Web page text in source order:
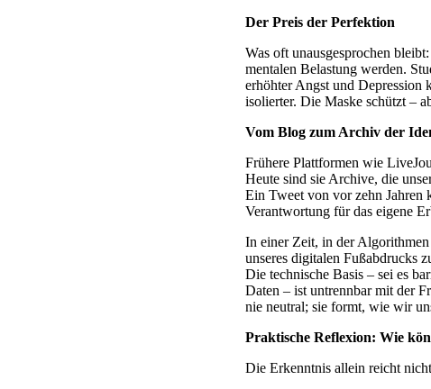
Der Preis der Perfektion
Was oft unausgesprochen
mentalen Belastung werden.
erhöhter Angst und Depression
isolierter. Die Maske schützt –
Vom Blog zum Archiv der
Frühere Plattformen wie
Heute sind sie Archive, die
Ein Tweet von vor zehn Jahren
Verantwortung für das eigene
In einer Zeit, in der
unseres digitalen Fußabdrucks
Die technische Basis – sei es
Daten – ist untrennbar mit der
nie neutral; sie formt, wie wir
Praktische Reflexion: Wie
Die Erkenntnis allein reicht